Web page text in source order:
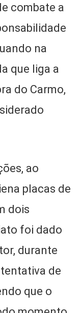
combate a
na
que liga a
do Carmo,
ao
placas de
dois
foi dado
durante
de
que o